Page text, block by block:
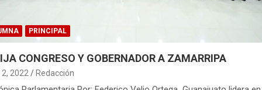
PRINCIPAL
CONGRESO Y GOBERNADOR A ZAMARRIPA
2022 Redacción